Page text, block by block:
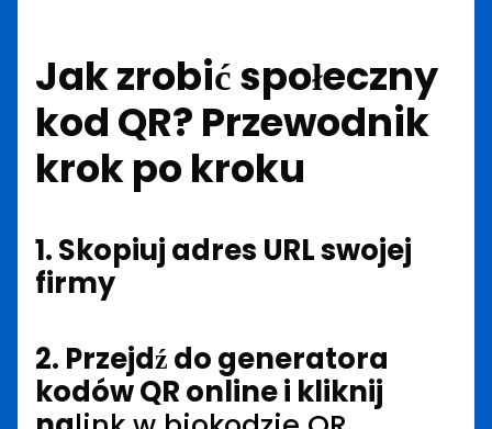
Jak zrobić społeczny
kod QR? Przewodnik
krok po kroku
1. Skopiuj adres URL swojej
firmy
2. Przejdź do generatora
kodów QR online i kliknij